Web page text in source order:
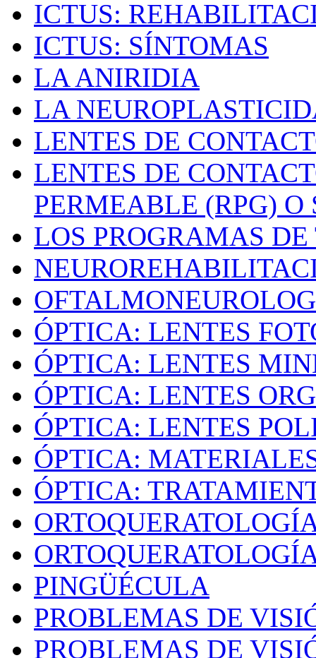
ICTUS:
ICTUS: SÍNTOMAS
LA ANIRIDIA
LA
LENTES DE
LENTES DE
PERMEABLE (RPG)
LOS PROGRAMAS
ÓPTICA: LENTES
ÓPTICA: LENTES
ÓPTICA: LENTES
ÓPTICA: LENTES
ÓPTICA:
ÓPTICA:
PINGÜÉCULA
PROBLEMAS DE
PROBLEMAS DE